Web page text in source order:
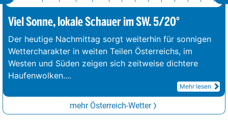
Viel Sonne, lokale Schauer im SW. 5/20°
Der heutige Nachmittag sorgt weiterhin für sonnigen
Wettercharakter in weiten Teilen Österreichs, im
Westen und Süden zeigen sich zeitweise dichtere
Haufenwolken....
Mehr lesen
mehr Österreich-Wetter